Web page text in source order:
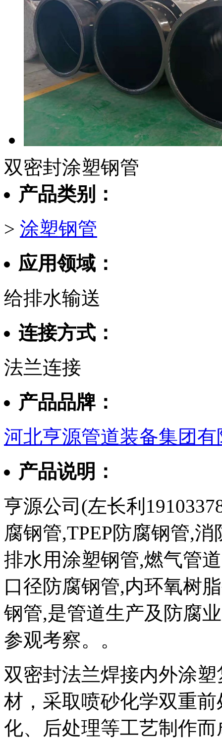
双密封涂塑钢管
产品类别：
> 涂塑钢管
应用领域：
给排水输送
连接方式：
法兰连接
产品品牌：
河北亨源管道装备集团有
产品说明：
亨源公司(左长利
腐钢管,TPEP防腐钢管,
排水用涂塑钢管,燃气管
口径防腐钢管,内环氧树
钢管,是管道生产及防腐
参观考察。。
双密封法兰焊接内外涂
材，采取喷砂化学双重
化、后处理等工艺制作